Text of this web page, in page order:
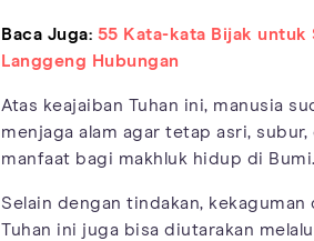
Baca Juga: 55 Kata-kata Bijak untuk
Langgeng Hubungan
Atas keajaiban Tuhan ini, manusia
menjaga alam agar tetap asri,
manfaat bagi makhluk hidup di Bumi.
Selain dengan tindakan, kekaguman
Tuhan ini juga bisa diutarakan